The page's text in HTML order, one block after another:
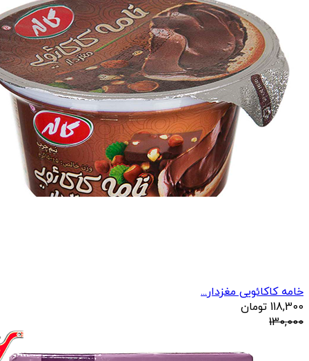
خامه کاکائویی مغزدار...
118,300 تومان
130,000